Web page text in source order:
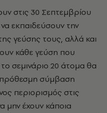
στις 30 Σεπτεμβρίου
να εκπαιδεύσουν την
γεύσης τους, αλλά και
κάθε γεύση που
σεμινάριο 20 άτομα θα
σύμβαση
περιορισμός στις
μην έχουν κάποια